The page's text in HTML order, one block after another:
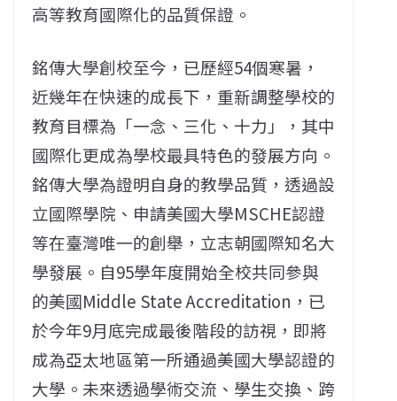
高等教育國際化的品質保證。
銘傳大學創校至今，已歷經54個寒暑，
近幾年在快速的成長下，重新調整學校的
教育目標為「一念、三化、十力」，其中
國際化更成為學校最具特色的發展方向。
銘傳大學為證明自身的教學品質，透過設
立國際學院、申請美國大學MSCHE認證
等在臺灣唯一的創舉，立志朝國際知名大
學發展。自95學年度開始全校共同參與
的美國Middle State Accreditation，已
於今年9月底完成最後階段的訪視，即將
成為亞太地區第一所通過美國大學認證的
大學。未來透過學術交流、學生交換、跨